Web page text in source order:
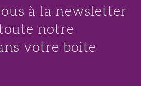
à la newsletter
notre
votre boite